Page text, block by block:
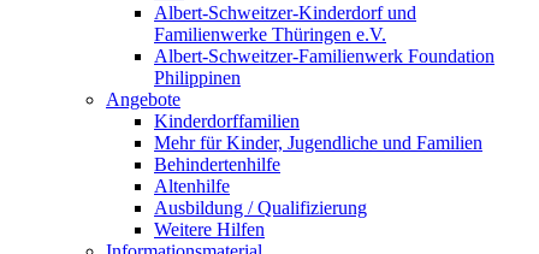
Albert-Schweitzer-Kinderdorf und
Familienwerke Thüringen e.V.
Albert-Schweitzer-Familienwerk Foundation
Philippinen
Angebote
Kinderdorffamilien
Mehr für Kinder, Jugendliche und Familien
Behindertenhilfe
Altenhilfe
Ausbildung / Qualifizierung
Weitere Hilfen